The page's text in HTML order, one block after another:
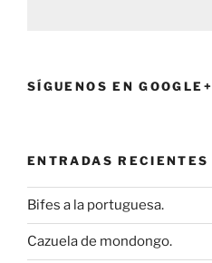
SÍGUENOS EN GOOGLE+
ENTRADAS RECIENTES
Bifes a la portuguesa.
Cazuela de mondongo.